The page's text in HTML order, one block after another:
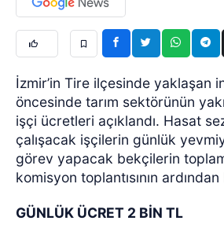
İzmir’in Tire ilçesinde yaklaşan
öncesinde tarım sektörünün
işçi ücretleri açıklandı. Hasat
çalışacak işçilerin günlük
görev yapacak bekçilerin
komisyon toplantısının
GÜNLÜK ÜCRET 2 BİN TL